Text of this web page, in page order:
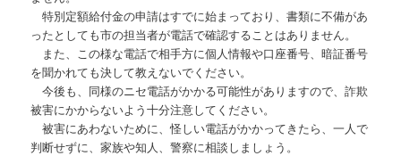
特別定額給付金の申請はすでに始まっており、書類に不備があ
ったとしても市の担当者が電話で確認することはありません。
また、この様な電話で相手方に個人情報や口座番号、暗証番号
を聞かれても決して教えないでください。
今後も、同様のニセ電話がかかる可能性がありますので、詐欺
被害にかからないよう十分注意してください。
被害にあわないために、怪しい電話がかかってきたら、一人で
判断せずに、家族や知人、警察に相談しましょう。